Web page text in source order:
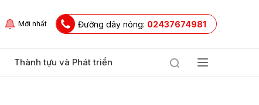
Mới nhất Đường dây nóng: 02437674981
Thành tựu và Phát triển